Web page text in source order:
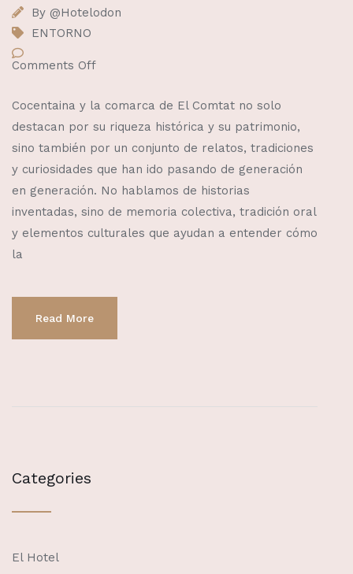
By @Hotelodon
ENTORNO
Comments Off
Cocentaina y la comarca de El Comtat no solo
destacan por su riqueza histórica y su patrimonio,
sino también por un conjunto de relatos, tradiciones
y curiosidades que han ido pasando de generación
en generación. No hablamos de historias
inventadas, sino de memoria colectiva, tradición oral
y elementos culturales que ayudan a entender cómo
la
Read More
Categories
El Hotel